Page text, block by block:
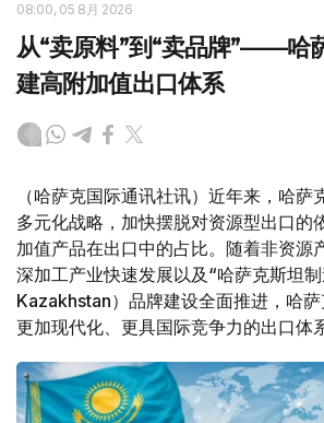
08:00, 05 8月 2026
从“卖原料”到“卖品牌”——哈
建高附加值出口体系
（哈萨克国际通讯社讯）近年来，哈萨
多元化战略，加快摆脱对资源型出口的
加值产品在出口中的占比。随着非资源
深加工产业快速发展以及“哈萨克斯坦
Kazakhstan）品牌建设全面推进，哈
更加现代化、更具国际竞争力的出口体系